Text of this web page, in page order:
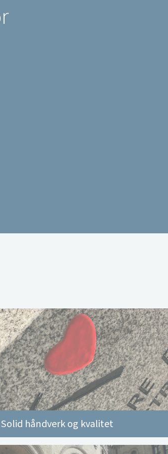
Solid håndverk og kvalitet